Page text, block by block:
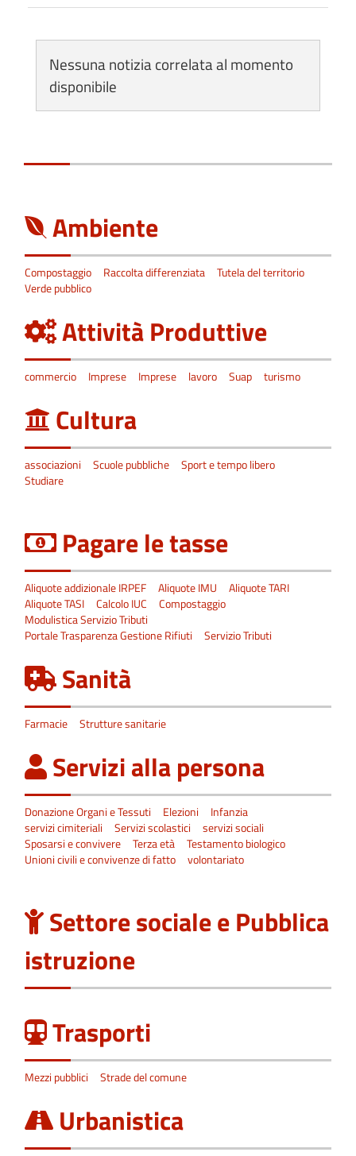
Nessuna notizia correlata al momento
disponibile
Ambiente
Compostaggio Raccolta differenziata
Tutela del territorio
Verde pubblico
Attività Produttive
commercio Imprese Imprese lavoro Suap turismo
Cultura
associazioni Scuole pubbliche
Sport e tempo libero
Studiare
Pagare le tasse
Aliquote addizionale IRPEF Aliquote IMU
Aliquote TARI
Aliquote TASI
Calcolo IUC
Compostaggio
Modulistica Servizio Tributi
Portale Trasparenza Gestione Rifiuti
Servizio Tributi
Sanità
Farmacie Strutture sanitarie
Servizi alla persona
Donazione Organi e Tessuti Elezioni
Infanzia
servizi cimiteriali
Servizi scolastici
servizi sociali
Sposarsi e convivere
Terza età
Testamento biologico
Unioni civili e convivenze di fatto
volontariato
Settore sociale e Pubblica
istruzione
Trasporti
Mezzi pubblici Strade del comune
Urbanistica